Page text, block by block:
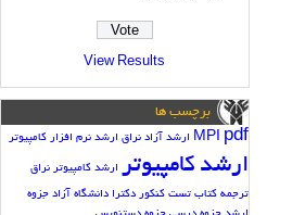
View Results
برچسب ها
MPI pdf ارشد آزاد نراق ارشد نرم افزار کامپیوتر
ارشد کامپیوتر ارشد کامپیوتر نراق
ترجمه کتاب تست کنکور دکترا دانشگاه آزاد جزوه